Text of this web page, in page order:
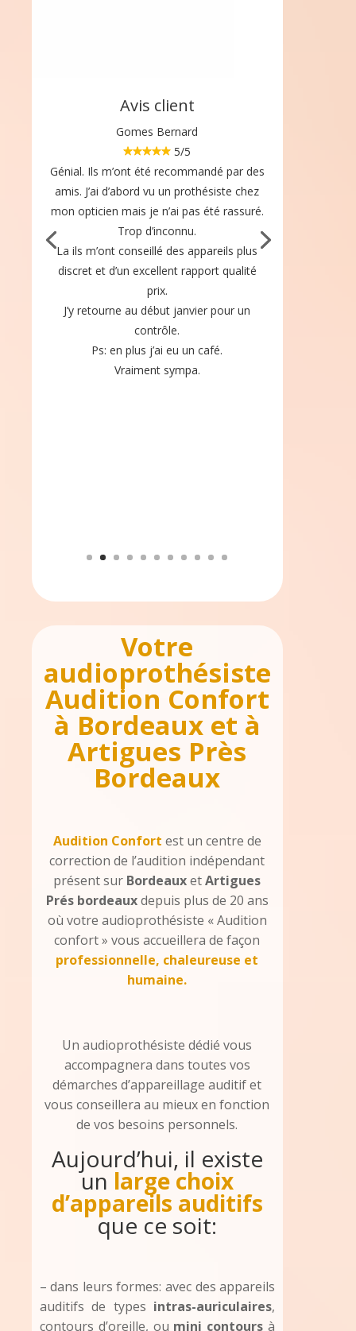
Avis client
Gomes Bernard
5/5
Génial. Ils m’ont été recommandé par des
amis. J’ai d’abord vu un prothésiste chez
mon opticien mais je n’ai pas été rassuré.
Trop d’inconnu.
La ils m’ont conseillé des appareils plus
discret et d’un excellent rapport qualité
prix.
J’y retourne au début janvier pour un
contrôle.
Ps: en plus j’ai eu un café.
Vraiment sympa.
Votre
audioprothésiste
Audition Confort
à Bordeaux et à
Artigues Près
Bordeaux
Audition Confort est un centre de
correction de l’audition indépendant
présent sur BordeauxetArtigues
Prés bordeauxdepuis plus de 20 ans
où votre audioprothésiste « Audition
confort » vous accueillera de façon
professionnelle, chaleureuse et
humaine.
Un audioprothésiste dédié vous
accompagnera dans toutes vos
démarches d’appareillage auditif et
vous conseillera au mieux en fonction
de vos besoins personnels.
Aujourd’hui, il existe
un large choix
d’appareils auditifs
que ce soit:
– dans leurs formes: avec des appareils
auditifs de types intras-auriculaires,
contours d’oreille, ou mini contours à